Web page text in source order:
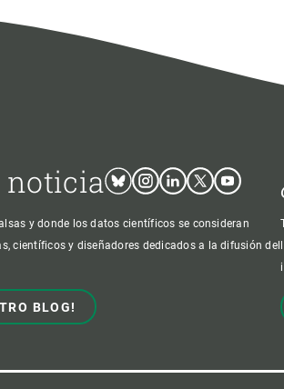
noticiaBlueskyInstagram
LinkedinTwitterYoutube
y donde los datos científicos se consideran
científicos y diseñadores dedicados a la difusión del
BLOG!